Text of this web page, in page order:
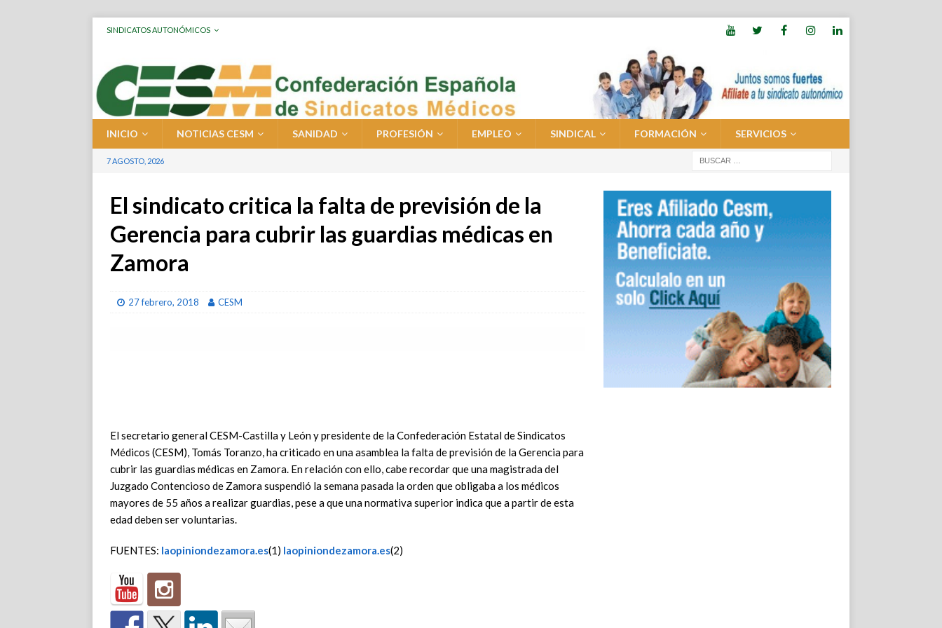
SINDICATOS AUTONÓMICOS
INICIO NOTICIAS CESM SANIDAD PROFESIÓN EMPLEO SINDICAL FORMACIÓN SERVICIOS
7 AGOSTO, 2026
El sindicato critica la falta de previsión de la
Gerencia para cubrir las guardias médicas en
Zamora
27 febrero, 2018 CESM
El secretario general CESM-Castilla y León y presidente de la Confederación Estatal de Sindicatos
Médicos (CESM), Tomás Toranzo, ha criticado en una asamblea la falta de previsión de la Gerencia para
cubrir las guardias médicas en Zamora. En relación con ello, cabe recordar que una magistrada del
Juzgado Contencioso de Zamora suspendió la semana pasada la orden que obligaba a los médicos
mayores de 55 años a realizar guardias, pese a que una normativa superior indica que a partir de esta
edad deben ser voluntarias.
FUENTES: laopiniondezamora.es(1) laopiniondezamora.es(2)